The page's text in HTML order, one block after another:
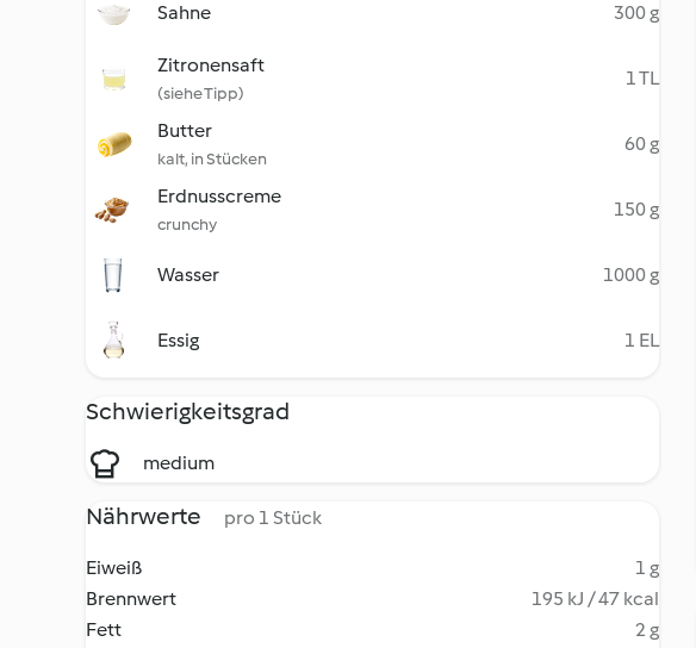
Sahne 300 g
Zitronensaft
(siehe Tipp)
1 TL
Butter
kalt, in Stücken
60 g
Erdnusscreme
crunchy
150 g
Wasser 1000 g
Essig 1 EL
Schwierigkeitsgrad
medium
Nährwerte pro 1 Stück
Eiweiß
1 g
Brennwert
195 kJ / 47 kcal
Fett
2 g